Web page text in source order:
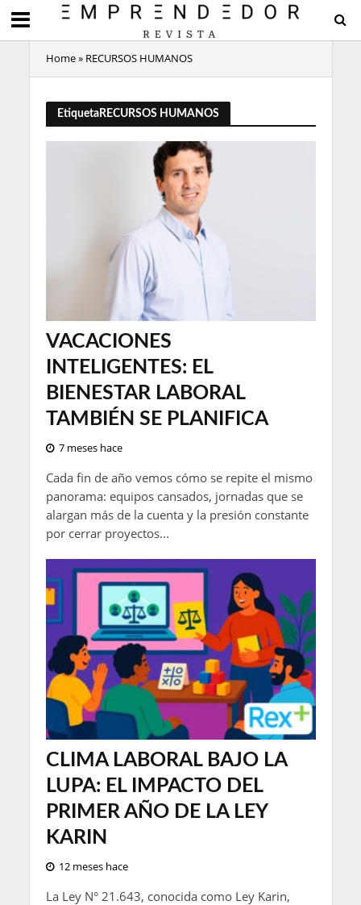
Home» RECURSOS HUMANOS
EtiquetaRECURSOS HUMANOS
VACACIONES
INTELIGENTES: EL
BIENESTAR LABORAL
TAMBIÉN SE PLANIFICA
7 meses hace
Cada fin de año vemos cómo se repite el mismo
panorama: equipos cansados, jornadas que se
alargan más de la cuenta y la presión constante
por cerrar proyectos...
CLIMA LABORAL BAJO LA
LUPA: EL IMPACTO DEL
PRIMER AÑO DE LA LEY
KARIN
12 meses hace
La Ley N° 21.643, conocida como Ley Karin,